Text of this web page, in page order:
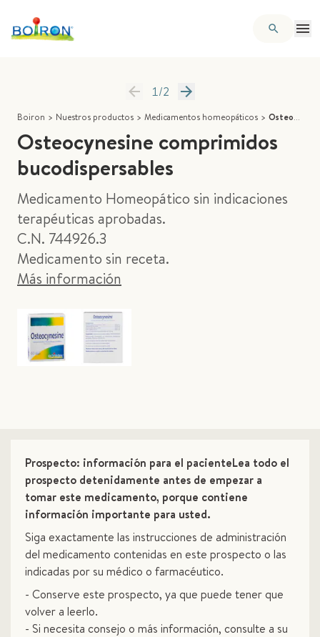
1/2
Boiron > Nuestros productos > Medicamentos homeopáticos > Osteocynesine comprimidos bucodispersables
Osteocynesine comprimidos
bucodispersables
Medicamento Homeopático sin indicaciones
terapéuticas aprobadas.
C.N. 744926.3
Medicamento sin receta.
Más información
Prospecto: información para el pacienteLea todo el
prospecto detenidamente antes de empezar a
tomar este medicamento, porque contiene
información importante para usted.
Siga exactamente las instrucciones de administración
del medicamento contenidas en este prospecto o las
indicadas por su médico o farmacéutico.
- Conserve este prospecto, ya que puede tener que
volver a leerlo.
- Si necesita consejo o más información, consulte a su